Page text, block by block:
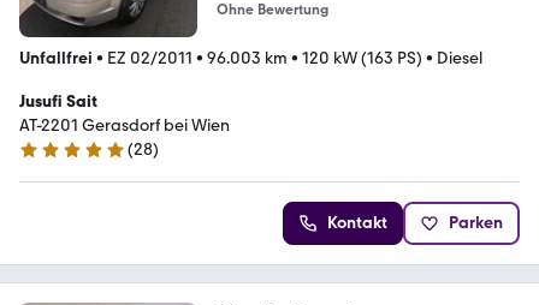
Ohne Bewertung
Unfallfrei • EZ 02/2011 • 96.003 km • 120 kW (163 PS) • Diesel
Jusufi Sait
AT-2201 Gerasdorf bei Wien
5 Sterne
(28)
Kontakt Parken